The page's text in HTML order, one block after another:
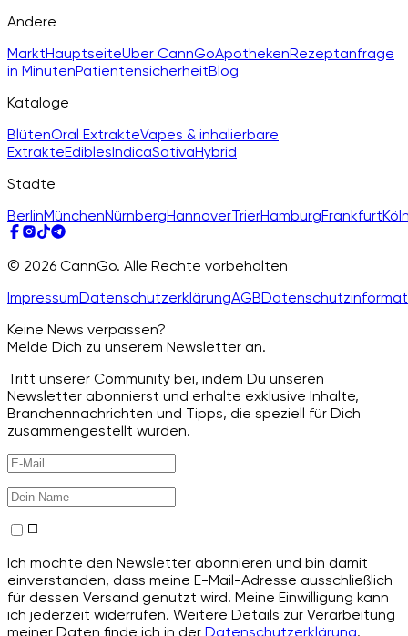
Andere
MarktHauptseiteÜber CannGoApothekenRezeptanfrage
in MinutenPatientensicherheitBlog
Kataloge
BlütenOral ExtrakteVapes & inhalierbare
ExtrakteEdiblesIndicaSativaHybrid
Städte
BerlinMünchenNürnbergHannoverTrierHamburgFrankfurt
© 2026 CannGo. Alle Rechte vorbehalten
ImpressumDatenschutzerklärungAGB
Keine News verpassen?
Melde Dich zu unserem Newsletter an.
Tritt unserer Community bei, indem Du unseren
Newsletter abonnierst und erhalte exklusive Inhalte,
Branchennachrichten und Tipps, die speziell für Dich
zusammengestellt wurden.
Ich möchte den Newsletter abonnieren und bin damit
einverstanden, dass meine E-Mail-Adresse ausschließlich
für dessen Versand genutzt wird. Meine Einwilligung kann
ich jederzeit widerrufen. Weitere Details zur Verarbeitung
meiner Daten finde ich in der Datenschutzerklärung.